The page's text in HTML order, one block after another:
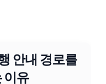
안내 경로를
이유